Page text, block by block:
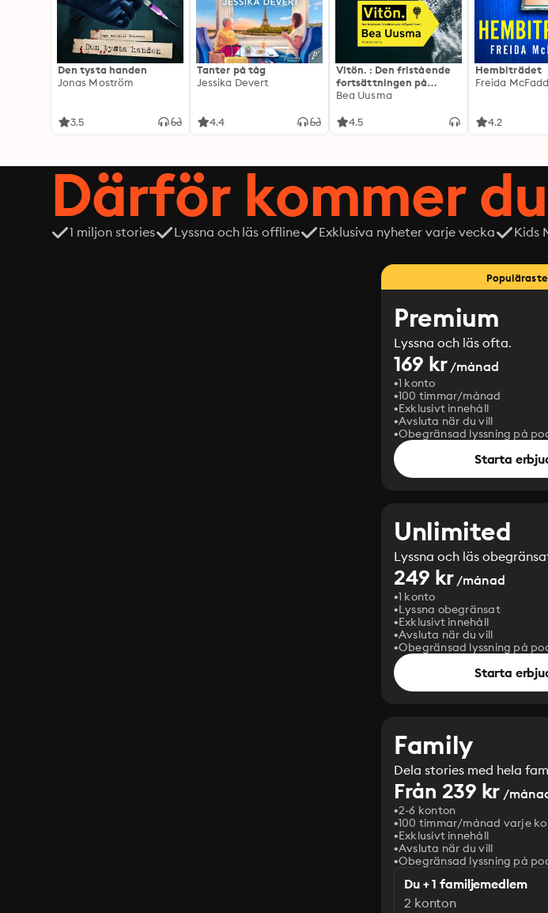
Den tysta handen
Jonas Moström
3.5
Tanter på tåg
Jessika Devert
4.4
Vitön. : Den fristående
fortsättningen på
Expeditionen
Bea Uusma
4.5
Hembiträdet
Freida
4.2
Därför kommer
1 miljon stories Lyssna och läs offline Exklusiva nyheter varje vecka Kids
Premium
Lyssna och läs ofta.
169 kr/månad
1 konto
100 timmar/månad
Exklusivt innehåll
Avsluta när du vill
Obegränsad lyssning på
Starta
Unlimited
Lyssna och läs
249 kr/månad
1 konto
Lyssna obegränsat
Exklusivt innehåll
Avsluta när du vill
Obegränsad lyssning på
Starta
Family
Dela stories med hela
Från 239 kr /
2-6 konton
100 timmar/månad varje
Exklusivt innehåll
Avsluta när du vill
Obegränsad lyssning på
Du + 1 familjemedlem
2 konton